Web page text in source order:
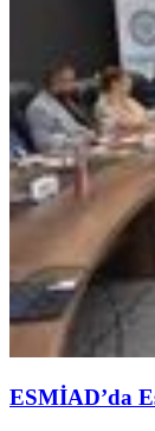
ESMİAD’da